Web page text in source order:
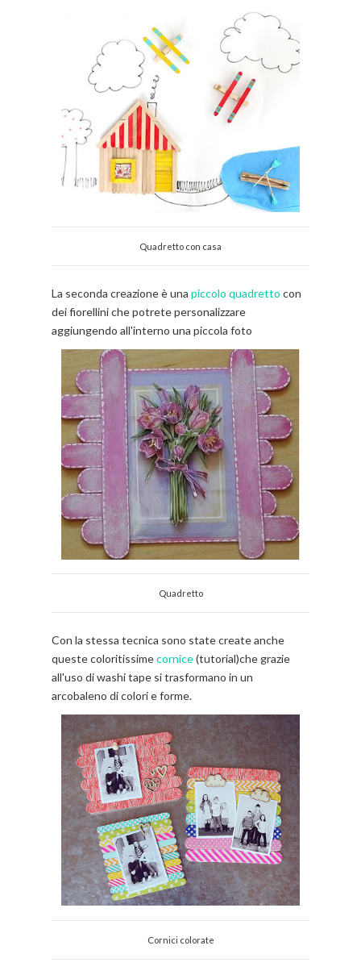
Quadretto con casa
La seconda creazione è una piccolo quadretto con
dei fiorellini che potrete personalizzare
aggiungendo all'interno una piccola foto
Quadretto
Con la stessa tecnica sono state create anche
queste coloritissimecornice(tutorial)che grazie
all'uso di washi tape si trasformano in un
arcobaleno di colori e forme.
Cornici colorate